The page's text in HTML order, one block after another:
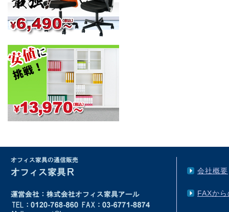
会社概要
FAXか